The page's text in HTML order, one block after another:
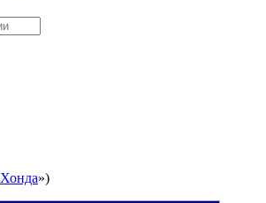
Хонда»)